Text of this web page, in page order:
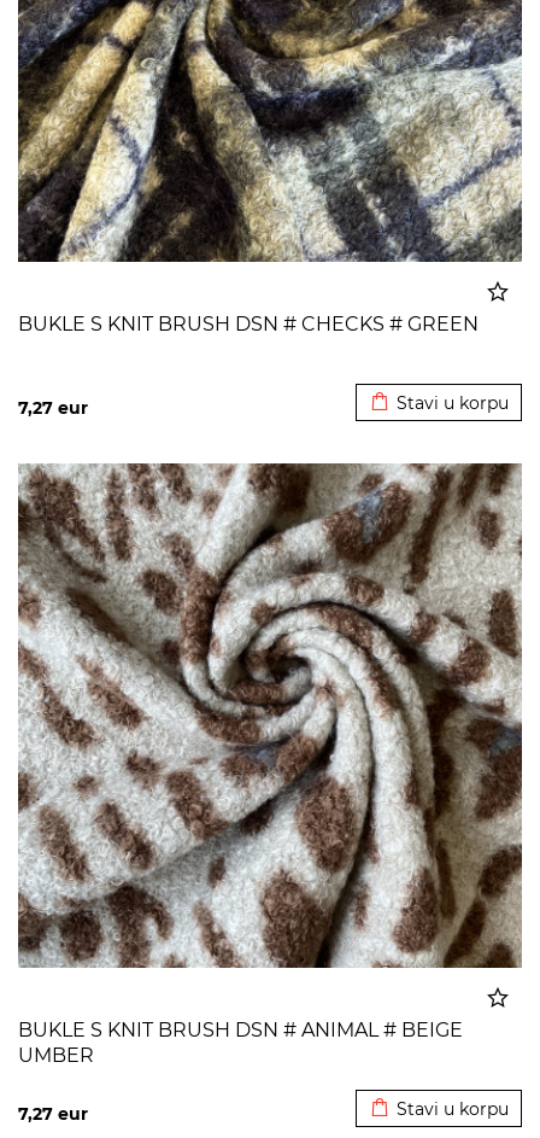
BUKLE S KNIT BRUSH DSN # CHECKS # GREEN
7,27 eur Stavi u korpu
BUKLE S KNIT BRUSH DSN # ANIMAL # BEIGE
UMBER
7,27 eur Stavi u korpu